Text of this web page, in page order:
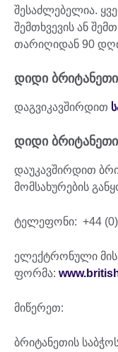
შესაძლებელია.
შემთხვევის ან
თარიღიდან 90
დიდი
დაგვიკავშირდით
დიდი
დაუკავშირდით
მომსახურების
ტელეფონი: +44
ელექტრონული
ფორმა:
მიწერეთ:
ბრიტანეთის